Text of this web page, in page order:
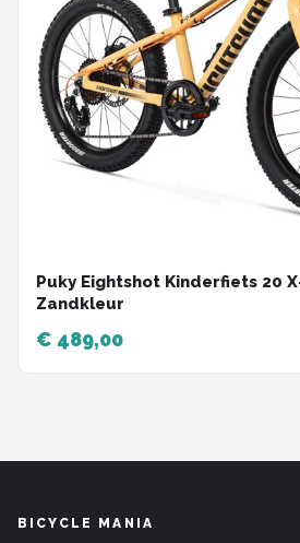
Puky Eightshot Kinderfiets 20
Zandkleur
€ 489,00
BICYCLE MANIA